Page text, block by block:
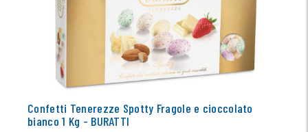
Confetti Tenerezze Spotty Fragole e cioccolato
bianco 1 Kg - BURATTI